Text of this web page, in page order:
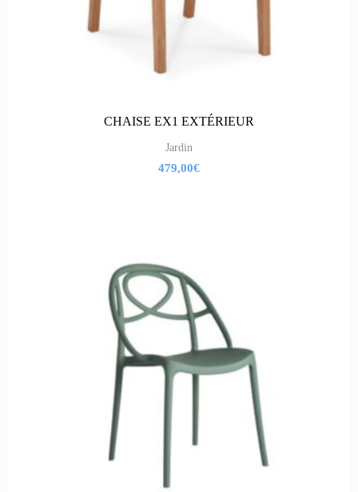
CHAISE EX1 EXTÉRIEUR
Jardin
479,00€